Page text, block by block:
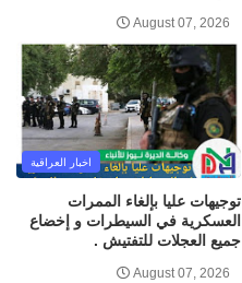
August 07, 2026
اخبار العراقية
توجيهات عليا بإلغاء الممرات
العسكرية في السيطرات و إخضاع
جميع العجلات للتفتيش .
August 07, 2026